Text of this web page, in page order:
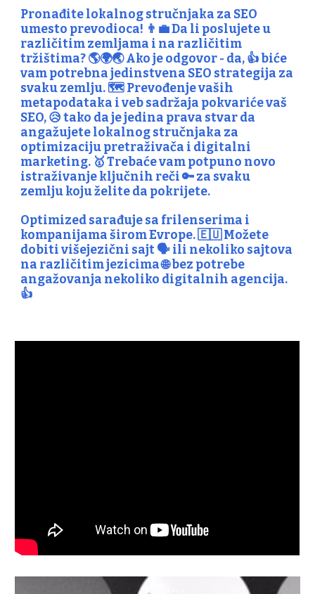
Pronađite lokalnog stručnjaka za SEO
umesto prevodioca! 👨‍💼 Da li poslujete u
različitim zemljama i na različitim
tržištima? 🌎🌍🌏 Ako je odgovor - da, 👍 biće
vam potrebna jedinstvena SEO strategija za
svaku zemlju. 🗺️ Prevođenje vaših
metapodataka i veb sadržaja pokvariće vaš
SEO, 😥 tako da je jedina prava stvar da
angažujete lokalnog stručnjaka za
optimizaciju pretraživača i digitalni
marketing. 🥇 Trebaće vam potpuno novo
istraživanje ključnih reči 🔑 za svaku
zemlju koju želite da pokrijete.
Optimized sarađuje sa frilenserima i
kompanijama širom Evrope. 🇪🇺 Možete
dobiti višejezični sajt 🗣️ ili nekoliko sajtova
na različitim jezicima 🌐 bez potrebe
angažovanja nekoliko digitalnih agencija.
👍